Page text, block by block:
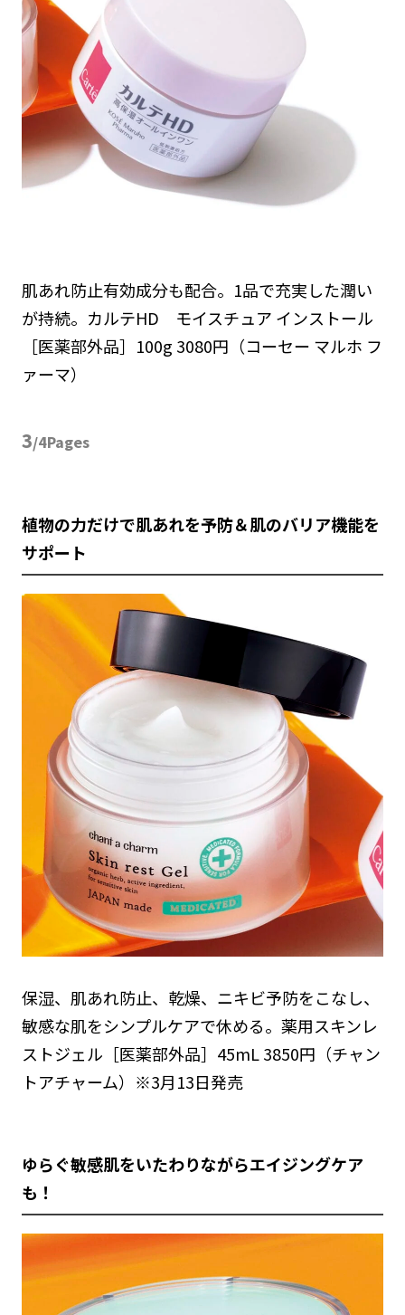
肌あれ防止有効成分も配合。1品で充実した潤い
が持続。カルテHD モイスチュア インストール
［医薬部外品］100g 3080円（コーセー マルホ フ
ァーマ）
3/4Pages
植物の力だけで肌あれを予防＆肌のバリア機能を
サポート
保湿、肌あれ防止、乾燥、ニキビ予防をこなし、
敏感な肌をシンプルケアで休める。薬用スキンレ
ストジェル［医薬部外品］45mL 3850円（チャン
トアチャーム）※3月13日発売
ゆらぐ敏感肌をいたわりながらエイジングケア
も！